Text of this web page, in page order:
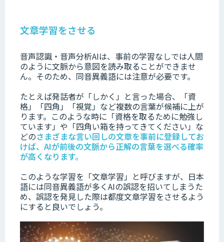
文章学習をさせる
音声認識・音声分析AIは、事前の学習なしでは人間
のように文脈から意図を読み取ることができませ
ん。そのため、同音異義語には注意が必要です。
たとえば発話者が「しかく」と言った場合、「資
格」「四角」「視覚」など複数の言葉が候補に上が
ります。このような時に「資格を取るために勉強し
ています」や「四角い箱を持ってきてください」な
どのさまざまな言い回しの文章を事前に登録してお
けば、AIが前後の文脈から正解の言葉を選べる確率
が高くなります。
このような学習を「文章学習」と呼びますが、日本
語には同音異義語が多くAIの誤認を招いてしまうた
め、誤認を発見した際は都度文章学習をさせるよう
にすると良いでしょう。